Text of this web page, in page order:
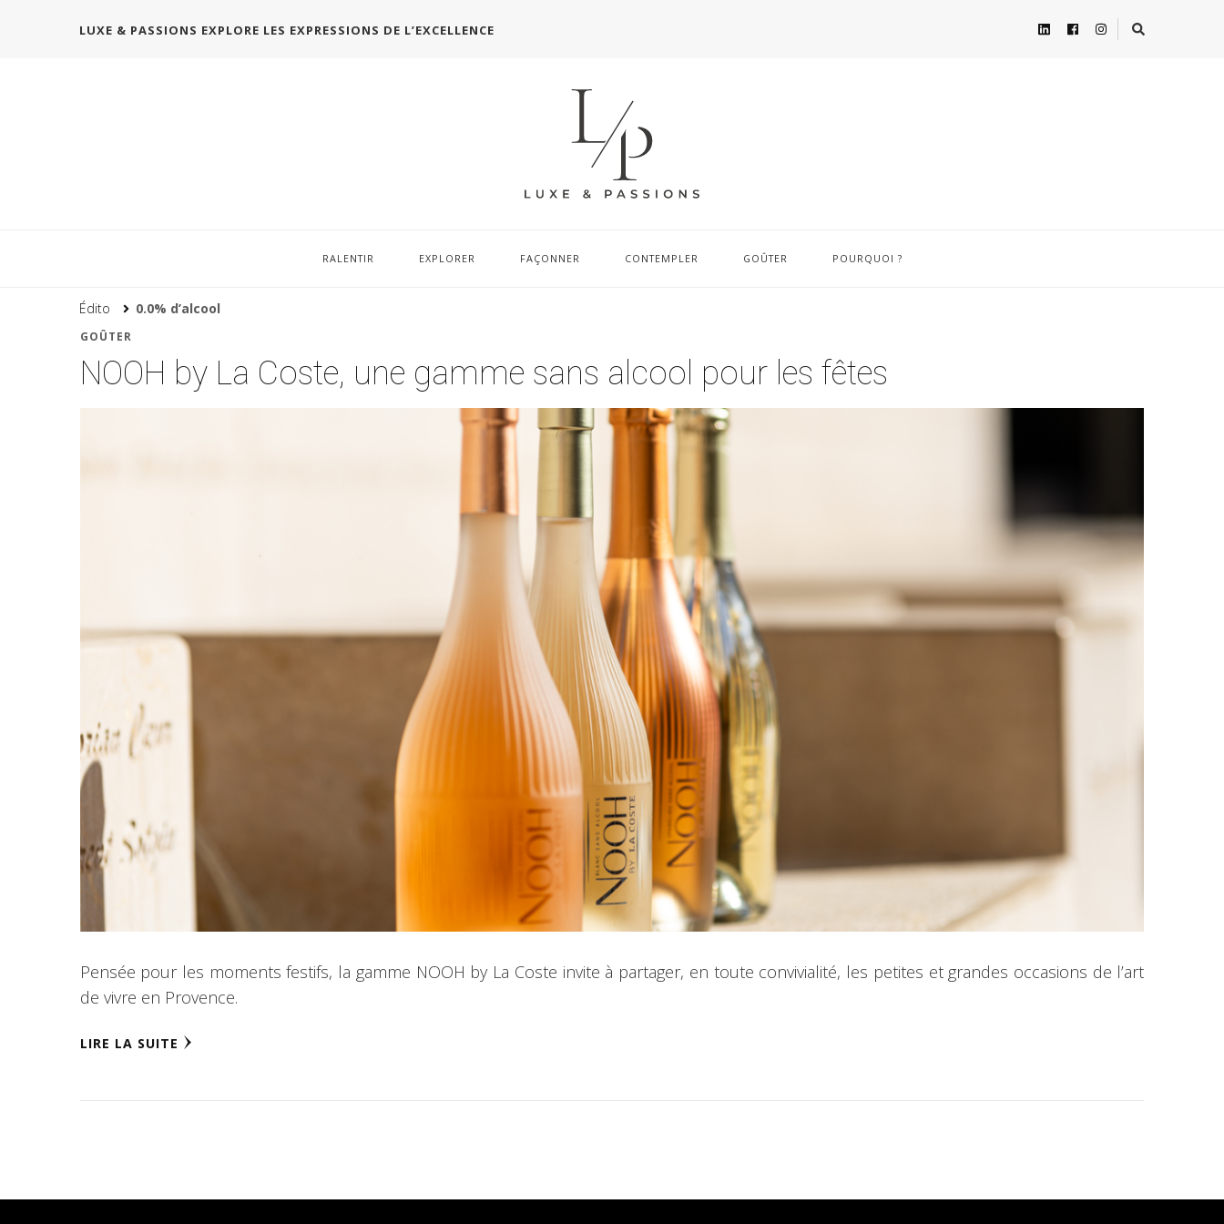
LUXE & PASSIONS EXPLORE LES EXPRESSIONS DE L’EXCELLENCE
RALENTIR EXPLORER FAÇONNER CONTEMPLER GOÛTER POURQUOI ?
Édito 0.0% d’alcool
GOÛTER
NOOH by La Coste, une gamme sans alcool pour les fêtes
Pensée pour les moments festifs, la gamme NOOH by La Coste invite à partager, en toute convivialité, les petites et grandes occasions de l’art
de vivre en Provence.
LIRE LA SUITE